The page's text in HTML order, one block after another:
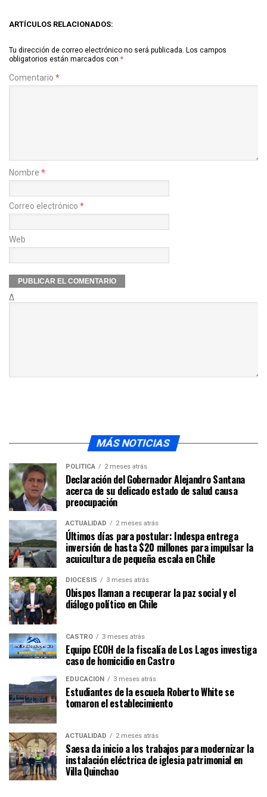
ARTÍCULOS RELACIONADOS:
Tu dirección de correo electrónico no será publicada. Los campos
obligatorios están marcados con *
Comentario *
Nombre *
Correo electrónico *
Web
Δ
MÁS NOTICIAS
POLÍTICA 2 meses atrás
Declaración del Gobernador Alejandro Santana
acerca de su delicado estado de salud causa
preocupación
ACTUALIDAD 2 meses atrás
Últimos días para postular: Indespa entrega
inversión de hasta $20 millones para impulsar la
acuicultura de pequeña escala en Chile
DIÓCESIS 3 meses atrás
Obispos llaman a recuperar la paz social y el
diálogo político en Chile
CASTRO 3 meses atrás
Equipo ECOH de la fiscalía de Los Lagos investiga
caso de homicidio en Castro
EDUCACIÓN 3 meses atrás
Estudiantes de la escuela Roberto White se
tomaron el establecimiento
ACTUALIDAD 2 meses atrás
Saesa da inicio a los trabajos para modernizar la
instalación eléctrica de iglesia patrimonial en
Villa Quinchao